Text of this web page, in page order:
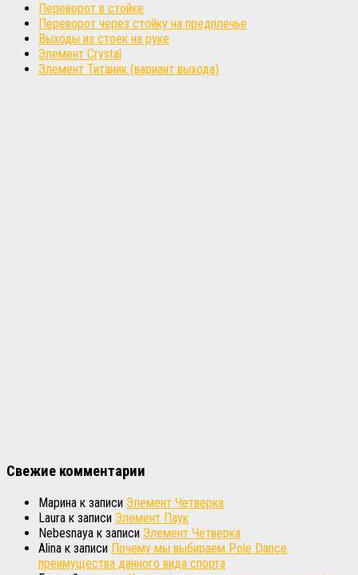
Переворот в стойке
Переворот через стойку на предплечье
Выходы из стоек на руке
Элемент Crystal
Элемент Титаник (вариант выхода)
Свежие комментарии
Марина к записи Элемент Четверка
Laura к записи Элемент Паук
Nebesnaya к записи Элемент Четверка
Alina к записи Почему мы выбираем Pole Dance,
преимущества данного вида спорта